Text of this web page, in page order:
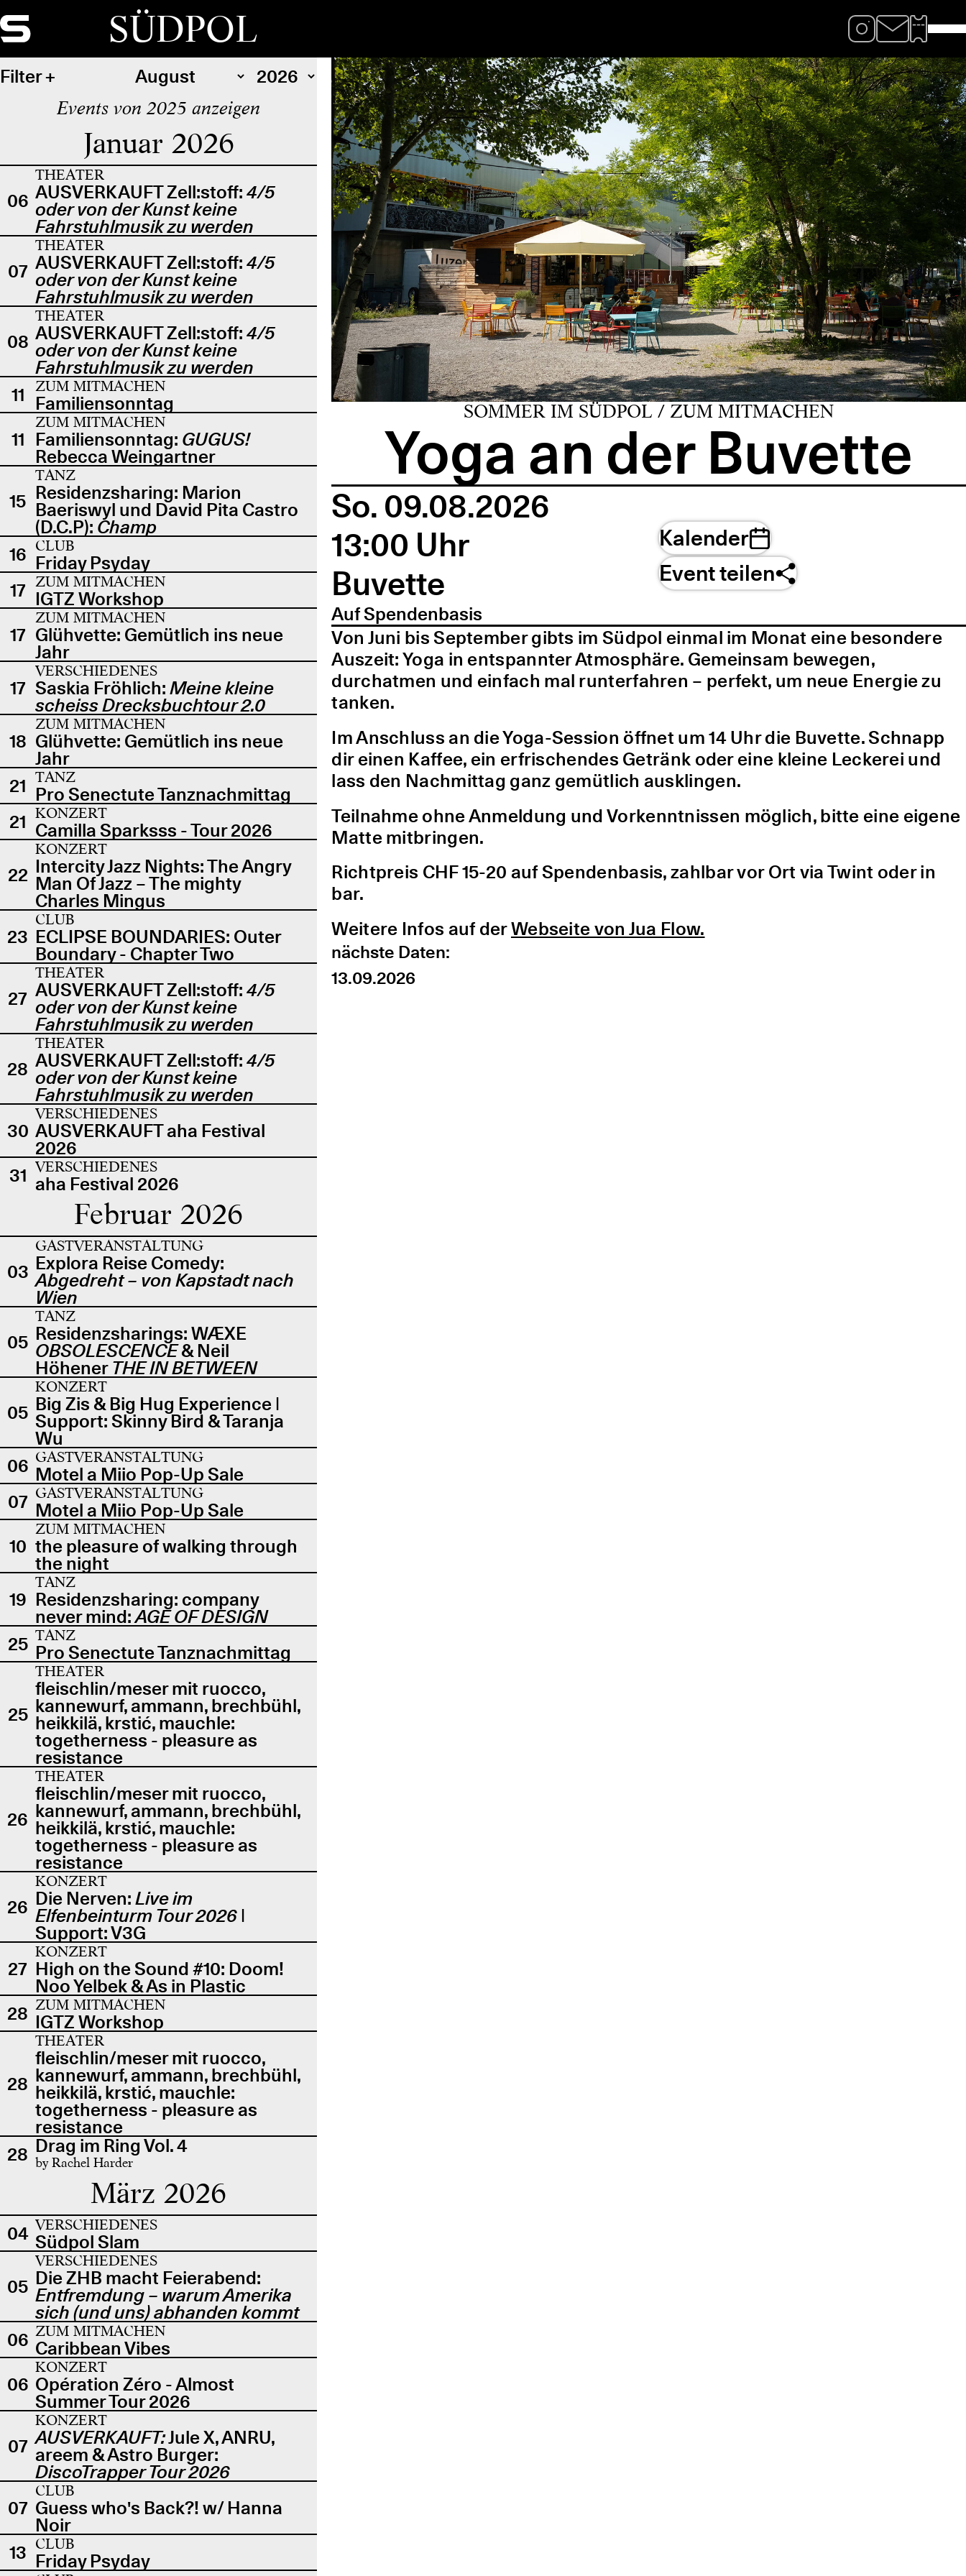
SÜDPOL
Filter
Events von 2025 anzeigen
Januar 2026
06
THEATER
AUSVERKAUFT Zell:stoff: 4/5
oder von der Kunst keine
Fahrstuhlmusik zu werden
07
THEATER
AUSVERKAUFT Zell:stoff: 4/5
oder von der Kunst keine
Fahrstuhlmusik zu werden
08
THEATER
AUSVERKAUFT Zell:stoff: 4/5
oder von der Kunst keine
Fahrstuhlmusik zu werden
11
ZUM MITMACHEN
Familiensonntag
11
ZUM MITMACHEN
Familiensonntag: GUGUS!
Rebecca Weingartner
15
TANZ
Residenzsharing: Marion
Baeriswyl und David Pita Castro
(D.C.P): Champ
16 CLUB
Friday Psyday
17 ZUM MITMACHEN
IGTZ Workshop
17
ZUM MITMACHEN
Glühvette: Gemütlich ins neue
Jahr
17
VERSCHIEDENES
Saskia Fröhlich: Meine kleine
scheiss Drecksbuchtour 2.0
18
ZUM MITMACHEN
Glühvette: Gemütlich ins neue
Jahr
21 TANZ
Pro Senectute Tanznachmittag
21 KONZERT
Camilla Sparksss - Tour 2026
22
KONZERT
Intercity Jazz Nights: The Angry
Man Of Jazz – The mighty
Charles Mingus
23
CLUB
ECLIPSE BOUNDARIES: Outer
Boundary - Chapter Two
27
THEATER
AUSVERKAUFT Zell:stoff: 4/5
oder von der Kunst keine
Fahrstuhlmusik zu werden
28
THEATER
AUSVERKAUFT Zell:stoff: 4/5
oder von der Kunst keine
Fahrstuhlmusik zu werden
30
VERSCHIEDENES
AUSVERKAUFT aha Festival
2026
31 VERSCHIEDENES
aha Festival 2026
Februar 2026
03
GASTVERANSTALTUNG
Explora Reise Comedy:
Abgedreht – von Kapstadt nach
Wien
05
TANZ
Residenzsharings: WÆXE
OBSOLESCENCE& Neil
Höhener THE IN BETWEEN
05
KONZERT
Big Zis & Big Hug Experience |
Support: Skinny Bird & Taranja
Wu
06 GASTVERANSTALTUNG
Motel a Miio Pop-Up Sale
07 GASTVERANSTALTUNG
Motel a Miio Pop-Up Sale
10
ZUM MITMACHEN
the pleasure of walking through
the night
19
TANZ
Residenzsharing: company
never mind:AGE OF DESIGN
25 TANZ
Pro Senectute Tanznachmittag
25
THEATER
fleischlin/meser mit ruocco,
kannewurf, ammann, brechbühl,
heikkilä, krstić, mauchle:
togetherness - pleasure as
resistance
26
THEATER
fleischlin/meser mit ruocco,
kannewurf, ammann, brechbühl,
heikkilä, krstić, mauchle:
togetherness - pleasure as
resistance
26
KONZERT
Die Nerven:Live im
Elfenbeinturm Tour 2026 |
Support: V3G
27
KONZERT
High on the Sound #10: Doom!
Noo Yelbek & As in Plastic
28 ZUM MITMACHEN
IGTZ Workshop
28
THEATER
fleischlin/meser mit ruocco,
kannewurf, ammann, brechbühl,
heikkilä, krstić, mauchle:
togetherness - pleasure as
resistance
28 Drag im Ring Vol. 4
by Rachel Harder
März 2026
04 VERSCHIEDENES
Südpol Slam
05
VERSCHIEDENES
Die ZHB macht Feierabend:
Entfremdung – warum Amerika
sich (und uns) abhanden kommt
06 ZUM MITMACHEN
Caribbean Vibes
06
KONZERT
Opération Zéro - Almost
Summer Tour 2026
07
KONZERT
AUSVERKAUFT:Jule X, ANRU,
areem & Astro Burger:
DiscoTrapper Tour 2026
07
CLUB
Guess who's Back?! w/ Hanna
Noir
13 CLUB
Friday Psyday
SOMMER IM SÜDPOL / ZUM MITMACHEN
Yoga an der Buvette
So. 09.08.2026
13:00 Uhr
Buvette
Auf Spendenbasis
Kalender
Event teilen
Von Juni bis September gibts im Südpol einmal im Monat eine besondere
Auszeit: Yoga in entspannter Atmosphäre. Gemeinsam bewegen,
durchatmen und einfach mal runterfahren – perfekt, um neue Energie zu
tanken.
Im Anschluss an die Yoga-Session öffnet um 14 Uhr die Buvette. Schnapp
dir einen Kaffee, ein erfrischendes Getränk oder eine kleine Leckerei und
lass den Nachmittag ganz gemütlich ausklingen.
Teilnahme ohne Anmeldung und Vorkenntnissen möglich, bitte eine eigene
Matte mitbringen.
Richtpreis CHF 15-20 auf Spendenbasis, zahlbar vor Ort via Twint oder in
bar.
Weitere Infos auf derWebseite von Jua Flow.
nächste Daten:
13.09.2026